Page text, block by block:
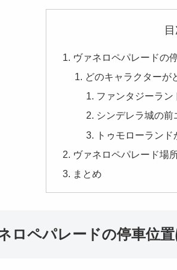
ヴァネロペパレードの
どのキャラクターが
ファンタジーラ
シンデレラ城の前
トゥモローラン
ヴァネロペパレード場
まとめ
ロペパレードの停車位